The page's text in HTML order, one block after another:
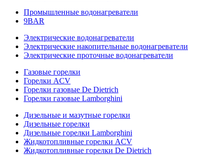
Промышленные водонагреватели
9BAR
Электрические водонагреватели
Электрические накопительные водонагреватели
Электрические проточные водонагреватели
Газовые горелки
Горелки ACV
Горелки газовые De Dietrich
Горелки газовые Lamborghini
Дизельные и мазутные горелки
Дизельные горелки
Дизельные горелки Lamborghini
Жидкотопливные горелки ACV
Жидкотопливные горелки De Dietrich